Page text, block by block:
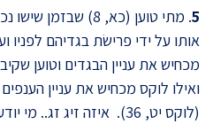
5
. מתי טוען (כא, 8)
מכחיש את עניין הבגדים וטוען
ואילו לוקס מכחיש את עניין
(לוקס יט, 36). איזה זיג